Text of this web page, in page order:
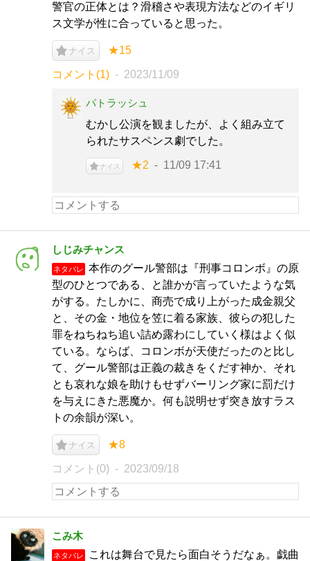
警官の正体とは？滑稽さや表現方法などのイギリ
ス文学が性に合っていると思った。
ナイス ★15
コメント(1) 2023/11/09
パトラッシュ
むかし公演を観ましたが、よく組み立て
られたサスペンス劇でした。
ナイス ★2 11/09 17:41
しじみチャンス
ネタバレ
本作のグール警部は『刑事コロンボ』の原
型のひとつである、と誰かが言っていたような気
がする。たしかに、商売で成り上がった成金親父
と、その金・地位を笠に着る家族、彼らの犯した
罪をねちねち追い詰め露わにしていく様はよく似
ている。ならば、コロンボが天使だったのと比し
て、グール警部は正義の裁きをくだす神か、それ
とも哀れな娘を助けもせずバーリング家に罰だけ
を与えにきた悪魔か。何も説明せず突き放すラス
トの余韻が深い。
ナイス ★8
コメント(0) 2023/09/18
こみ木
ネタバレ
これは舞台で見たら面白そうだなぁ。戯曲